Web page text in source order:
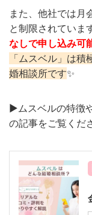
また、他社では月
と制限されていま
なしで申し込み可
「ムスベル」は
婚相談所です✨
▶︎ムスベルの特徴
の記事をご覧くだ